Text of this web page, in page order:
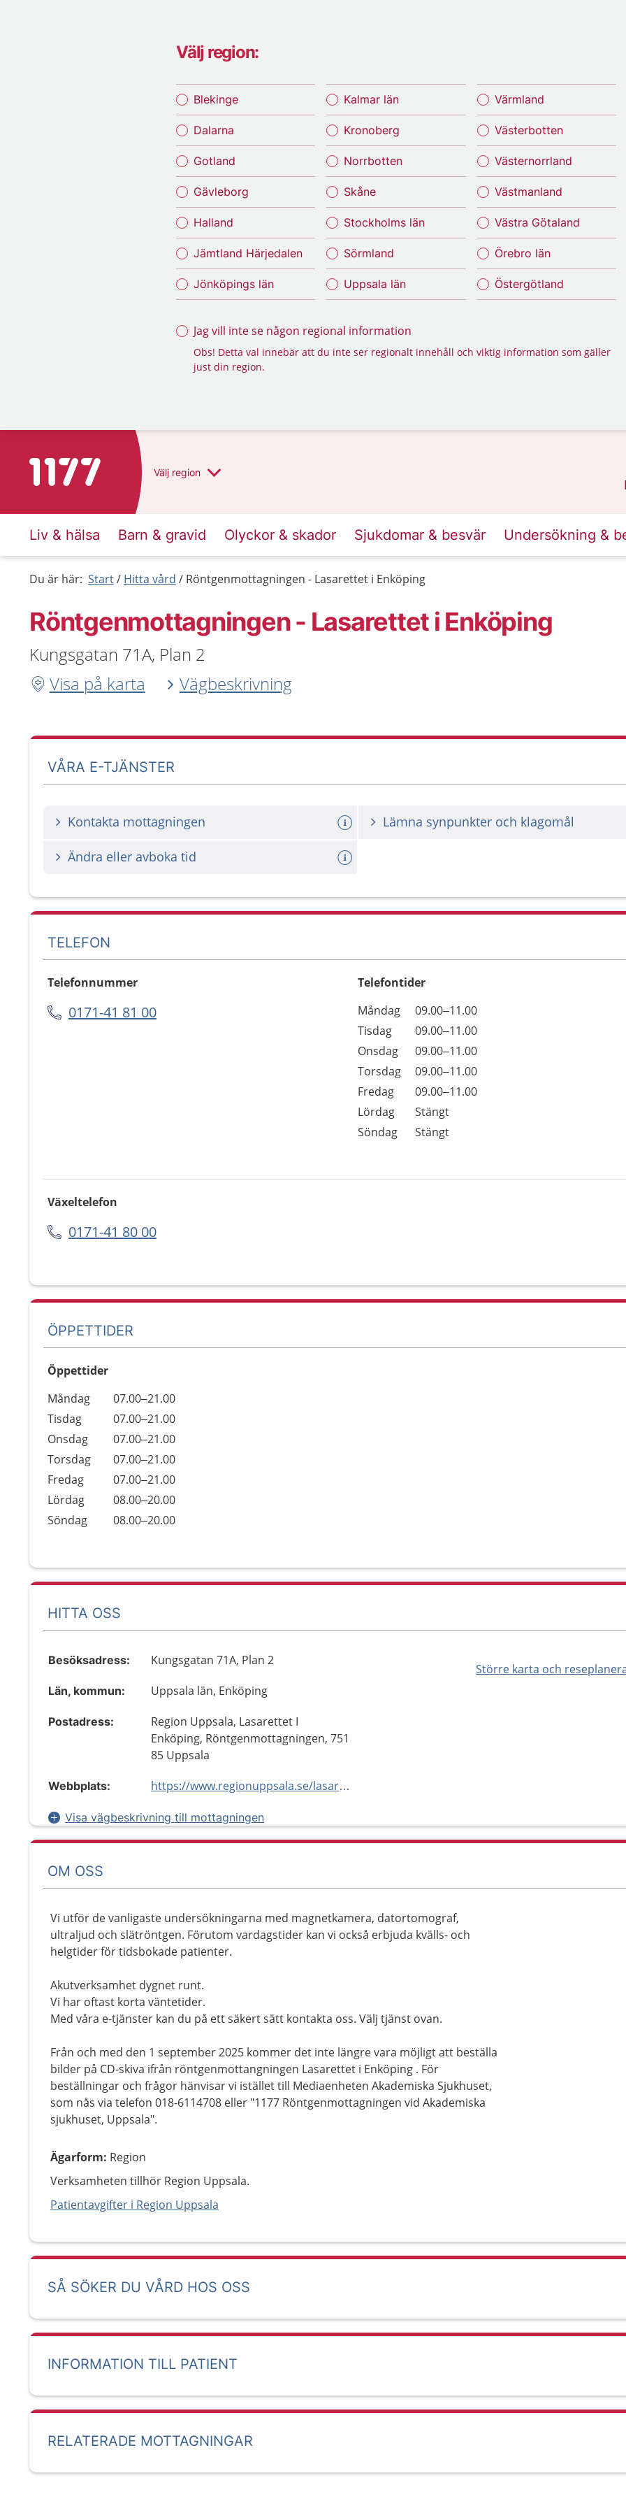
Välj region:
Blekinge
Dalarna
Gotland
Gävleborg
Halland
Jämtland Härjedalen
Jönköpings län
Kalmar län
Kronoberg
Norrbotten
Skåne
Stockholms län
Sörmland
Uppsala län
Värmland
Västerbotten
Västernorrland
Västmanland
Västra Götaland
Örebro län
Östergötland
Jag vill inte se någon regional information
Obs! Detta val innebär att du inte ser regionalt innehåll och viktig information som gäller
just din region.
Till startsidan för 1177 Välj region
Liv & hälsa Barn & gravid Olyckor & skador Sjukdomar & besvär Undersökning &
Du är här: Start Hitta vård Röntgenmottagningen - Lasarettet i Enköping
Röntgenmottagningen - Lasarettet i Enköping
Kungsgatan 71A, Plan 2
Visa på karta
Vägbeskrivning
VÅRA E-TJÄNSTER
Kontakta mottagningen Lämna synpunkter och klagomål
Ändra eller avboka tid
TELEFON
Telefonnummer
0171-41 81 00
Telefontider
Dag
Öppettider
Kommentarer
Måndag
09.00–11.00
Tisdag
09.00–11.00
Onsdag
09.00–11.00
Torsdag
09.00–11.00
Fredag
09.00–11.00
Lördag
Stängt
Söndag
Stängt
Växeltelefon
0171-41 80 00
ÖPPETTIDER
Öppettider
Dag
Öppettider
Kommentarer
Måndag
07.00–21.00
Tisdag
07.00–21.00
Onsdag
07.00–21.00
Torsdag
07.00–21.00
Fredag
07.00–21.00
Lördag
08.00–20.00
Söndag
08.00–20.00
HITTA OSS
Större karta och
Besöksadress: Kungsgatan 71A, Plan 2
Län, kommun: Uppsala län, Enköping
Postadress:
Region Uppsala, Lasarettet I
Enköping, Röntgenmottagningen, 751
85 Uppsala
Webbplats: https://www.regionuppsala.se/lasarettet-i-enkoping/avdelningar-och-mottagningar/rontgenmottagningen/
Visa vägbeskrivning till mottagningen
OM OSS
Vi utför de vanligaste undersökningarna med magnetkamera, datortomograf,
ultraljud och slätröntgen. Förutom vardagstider kan vi också erbjuda kvälls- och
helgtider för tidsbokade patienter.
Akutverksamhet dygnet runt.
Vi har oftast korta väntetider.
Med våra e-tjänster kan du på ett säkert sätt kontakta oss. Välj tjänst ovan.
Från och med den 1 september 2025 kommer det inte längre vara möjligt att beställa
bilder på CD-skiva ifrån röntgenmottangningen Lasarettet i Enköping . För
beställningar och frågor hänvisar vi istället till Mediaenheten Akademiska Sjukhuset,
som nås via telefon 018-6114708 eller "1177 Röntgenmottagningen vid Akademiska
sjukhuset, Uppsala".
Ägarform: Region
Verksamheten tillhör Region Uppsala.
Patientavgifter i Region Uppsala
SÅ SÖKER DU VÅRD HOS OSS
INFORMATION TILL PATIENT
RELATERADE MOTTAGNINGAR